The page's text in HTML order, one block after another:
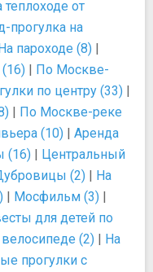
теплоходе от
прогулка на
пароходе (8) |
| По Москве-
по центру (33) |
| По Москве-реке
(10) | Аренда
(16) | Центральный
(2) | На
| Мосфильм (3) |
для детей по
(2) | На
прогулки с